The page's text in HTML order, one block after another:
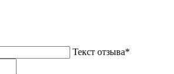
Текст отзыва*